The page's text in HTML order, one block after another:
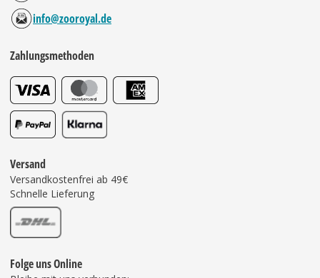
info@zooroyal.de
Zahlungsmethoden
Versand
Versandkostenfrei ab 49€
Schnelle Lieferung
Folge uns Online